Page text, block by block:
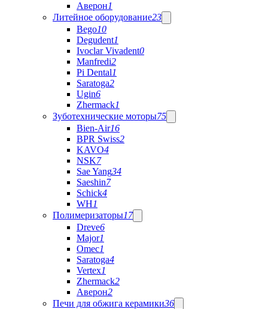
Аверон1
Литейное оборудование23
Bego10
Degudent1
Ivoclar Vivadent0
Manfredi2
Pi Dental1
Saratoga2
Ugin6
Zhermack1
Зуботехнические моторы75
Bien-Air16
BPR Swiss2
KAVO4
NSK7
Sae Yang34
Saeshin7
Schick4
WH1
Полимеризаторы17
Dreve6
Major1
Omec1
Saratoga4
Vertex1
Zhermack2
Аверон2
Печи для обжига керамики36